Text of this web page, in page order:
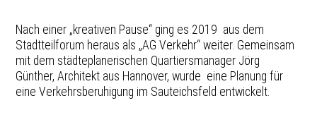
Nach einer „kreativen Pause“ ging es 2019 aus dem
Stadtteilforum heraus als „AG Verkehr“ weiter. Gemeinsam
mit dem städteplanerischen Quartiersmanager Jörg
Günther, Architekt aus Hannover, wurde eine Planung für
eine Verkehrsberuhigung im Sauteichsfeld entwickelt.